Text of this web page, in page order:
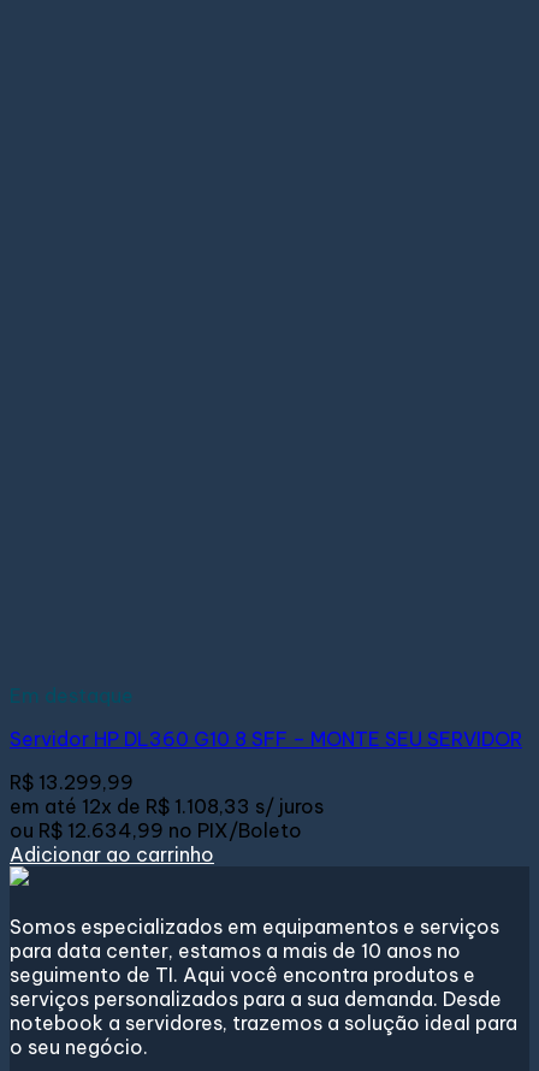
Em destaque
Servidor HP DL360 G10 8 SFF – MONTE SEU SERVIDOR
R$ 13.299,99
em até 12x de R$ 1.108,33 s/ juros
ou R$ 12.634,99 no PIX/Boleto
Adicionar ao carrinho
Somos especializados em equipamentos e serviços
para data center, estamos a mais de 10 anos no
seguimento de TI. Aqui você encontra produtos e
serviços personalizados para a sua demanda. Desde
notebook a servidores, trazemos a solução ideal para
o seu negócio.